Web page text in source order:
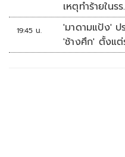
เหตุทำร้ายในรร.
19:45 น.
'มาดามแป้ง' ป
'ช้างศึก' ตั้งแต่